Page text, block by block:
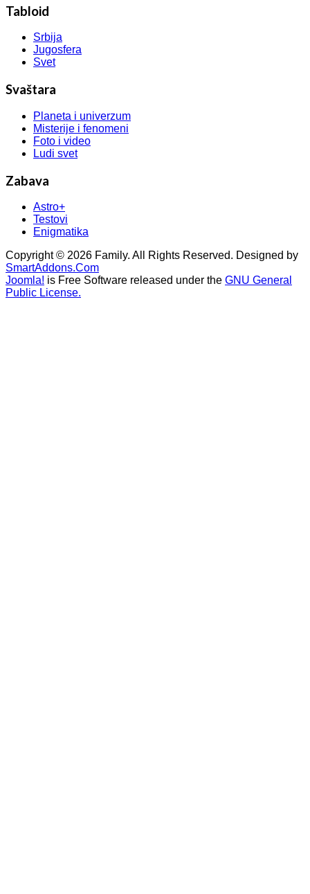
Tabloid
Srbija
Jugosfera
Svet
Svaštara
Planeta i univerzum
Misterije i fenomeni
Foto i video
Ludi svet
Zabava
Astro+
Testovi
Enigmatika
Copyright © 2026 Family. All Rights Reserved. Designed by
SmartAddons.Com
Joomla! is Free Software released under the GNU General
Public License.